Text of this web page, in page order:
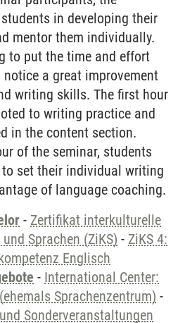
in developing their
mentor them individually.
to put the time and effort
a great improvement
writing skills. The first hour
to writing practice and
in the content section.
of the seminar, students
set their individual writing
of language coaching.
- Zertifikat interkulturelle
Sprachen (ZiKS) - ZiKS 4:
Englisch
- International Center:
Sprachenzentrum) -
Sonderveranstaltungen